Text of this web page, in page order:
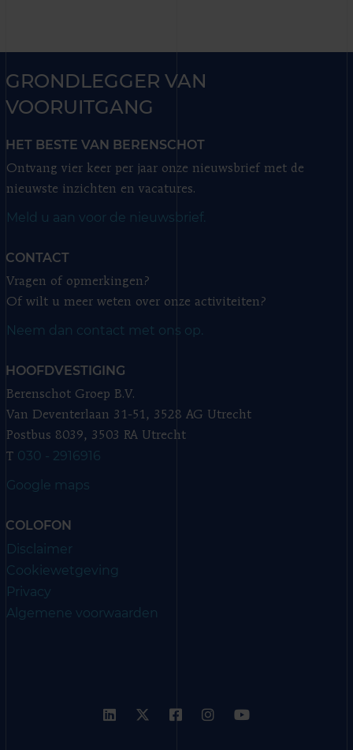
GRONDLEGGER VAN
VOORUITGANG
HET BESTE VAN BERENSCHOT
Ontvang vier keer per jaar onze nieuwsbrief met de
nieuwste inzichten en vacatures.
Meld u aan voor de nieuwsbrief.
CONTACT
Vragen of opmerkingen?
Of wilt u meer weten over onze activiteiten?
Neem dan contact met ons op.
HOOFDVESTIGING
Berenschot Groep B.V.
Van Deventerlaan 31-51, 3528 AG Utrecht
Postbus 8039, 3503 RA Utrecht
T 030 - 2916916
Google maps
COLOFON
Disclaimer
Cookiewetgeving
Privacy
Algemene voorwaarden